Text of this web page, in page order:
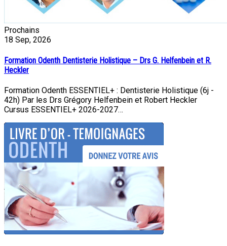
Prochains
18 Sep, 2026
Formation Odenth Dentisterie Holistique – Drs G. Helfenbein et R.
Heckler
Formation Odenth ESSENTIEL+ : Dentisterie Holistique (6j -
42h) Par les Drs Grégory Helfenbein et Robert Heckler
Cursus ESSENTIEL+ 2026-2027…